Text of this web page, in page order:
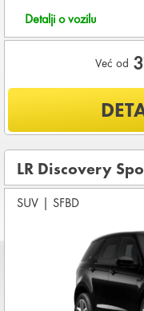
Detalji o vozilu
Već od
Šta je uključeno u ponudu?
OSNOVNI PAKET
(THW)
Koji su osnovni uslovi za
DEPOZIT NA
840,00 EUR
+
LR Discovery
SUV | SFBD